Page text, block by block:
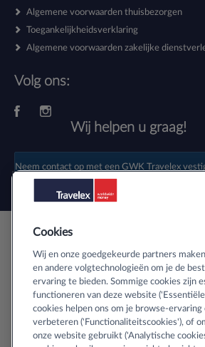
Algemene voorwaarden thuisbezorgen
Toegankelijkheidsverklaring
Algemene voorwaarden zakelijke
Volg ons:
Wij helpen u graag!
Neem contact op met een GWK Travelex
Veilig buitenlands geld
Informatie over SSL-certificaten
Cookies
Wij en onze goedgekeurde partners
en andere volgtechnologieën om je de
ervaring te bieden. Sommige cookies zijn
functioneren van deze website
cookies helpen ons om je browse-ervaring
verbeteren ('Functionaliteitscookies'), of
onze website gebruikt ('Analytische